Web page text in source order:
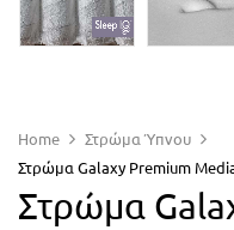
Home
Στρώμα Ύπνου
Στρώμα Galaxy Premium
Στρώμα